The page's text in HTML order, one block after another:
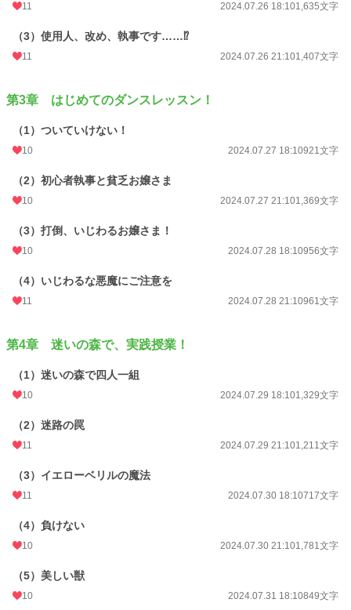
11 2024.07.26 18:101,635文字
（3）使用人、改め、執事です……⁉
11 2024.07.26 21:101,407文字
第3章 はじめてのダンスレッスン！
（1）ついていけない！
10 2024.07.27 18:10921文字
（2）初心者執事と貧乏お嬢さま
10 2024.07.27 21:101,369文字
（3）打倒、いじわるお嬢さま！
10 2024.07.28 18:10956文字
（4）いじわるな悪魔にご注意を
11 2024.07.28 21:10961文字
第4章 迷いの森で、実践授業！
（1）迷いの森で四人一組
10 2024.07.29 18:101,329文字
（2）迷路の罠
11 2024.07.29 21:101,211文字
（3）イエローベリルの魔法
11 2024.07.30 18:10717文字
（4）負けない
10 2024.07.30 21:101,781文字
（5）美しい獣
10 2024.07.31 18:10849文字